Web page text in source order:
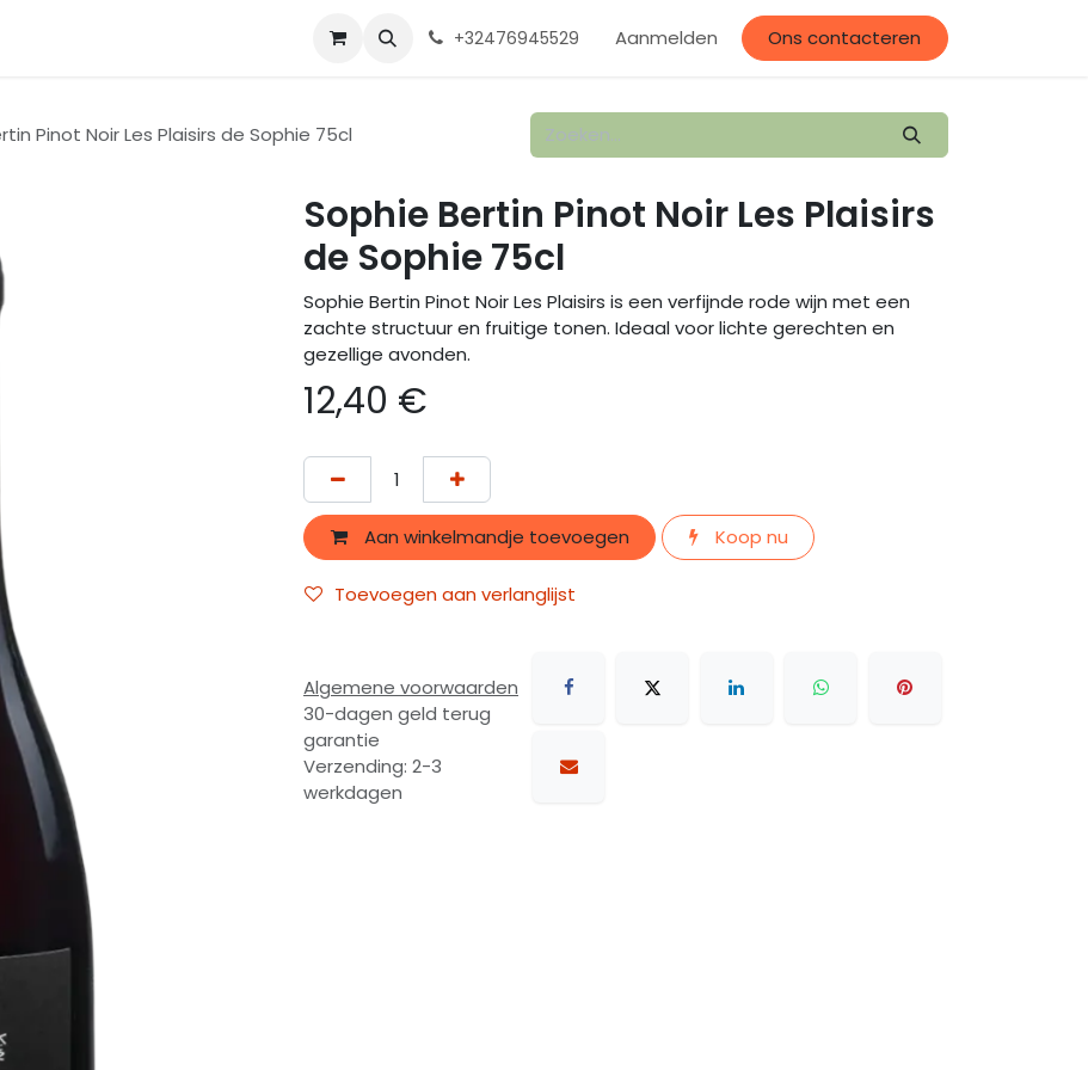
Over ons Contact Gallerij Evenementen Afspraak
+32476945529 Aanmelden Ons contacteren
Pinot Noir Les Plaisirs de Sophie 75cl
Sophie Bertin Pinot Noir Les Plaisirs
de Sophie 75cl
Sophie Bertin Pinot Noir Les Plaisirs is een verfijnde rode wijn met een
zachte structuur en fruitige tonen. Ideaal voor lichte gerechten en
gezellige avonden.
12,40 €
Aan winkelmandje toevoegen Koop nu
Toevoegen aan verlanglijst
Algemene voorwaarden
30-dagen geld terug
garantie
Verzending: 2-3
werkdagen